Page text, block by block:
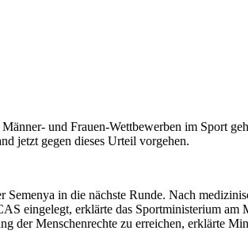
und Frauen-Wettbewerben im Sport
jetzt gegen dieses Urteil vorgehen.
in die nächste Runde. Nach
eingelegt, erklärte das Sportministerium am
der Menschenrechte zu erreichen, erklärte